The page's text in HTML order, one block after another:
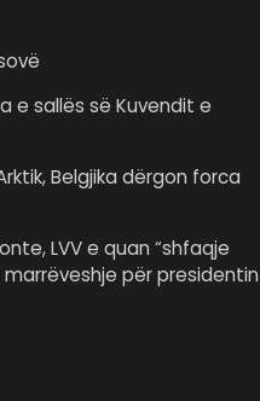
e sallës së Kuvendit e
Belgjika dërgon forca
LVV e quan “shfaqje
për presidentin